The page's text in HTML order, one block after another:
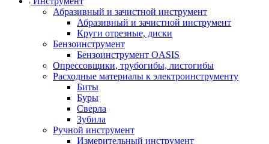
Абразивный и зачистной инструмент
Абразивный и зачистной инструмент
Круги отрезные, диски
Бензоинструмент
Бензоинструмент OASIS
Опрессовщики, трубогибы, листогибы
Расходные материалы к электроинструменту
Биты
Буры
Сверла
Зубила
Ручной инструмент
Измерительный инструмент